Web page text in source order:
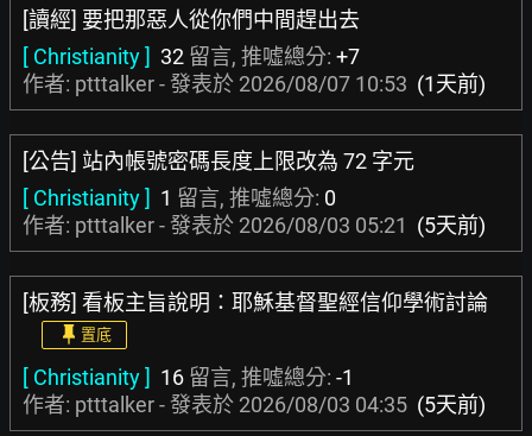
[讀經] 要把那惡人從你們中間趕出去
[ Christianity ] 32 留言, 推噓總分: +7
作者: ptttalker - 發表於 2026/08/07 10:53 (1天前)
[公告] 站內帳號密碼長度上限改為 72 字元
[ Christianity ] 1 留言, 推噓總分: 0
作者: ptttalker - 發表於 2026/08/03 05:21 (5天前)
[板務] 看板主旨說明：耶穌基督聖經信仰學術討論
置底
[ Christianity ] 16 留言, 推噓總分: -1
作者: ptttalker - 發表於 2026/08/03 04:35 (5天前)